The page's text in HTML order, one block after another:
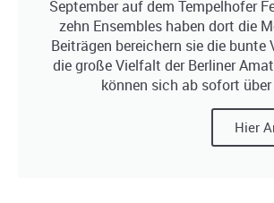
September auf dem Tempelhofer
zehn Ensembles haben dort die
Beiträgen bereichern sie die
die große Vielfalt der Berliner
können sich ab sofort
Hier